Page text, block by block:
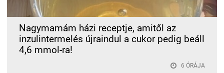
Nagymamám házi receptje, amitől az
inzulintermelés újraindul a cukor pedig beáll
4,6 mmol-ra!
6 ÓRÁJA